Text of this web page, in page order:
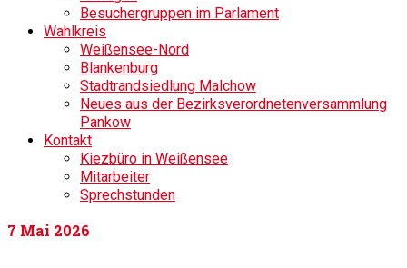
Besuchergruppen im Parlament
Wahlkreis
Weißensee-Nord
Blankenburg
Stadtrandsiedlung Malchow
Neues aus der Bezirksverordnetenversammlung
Pankow
Kontakt
Kiezbüro in Weißensee
Mitarbeiter
Sprechstunden
7 Mai 2026